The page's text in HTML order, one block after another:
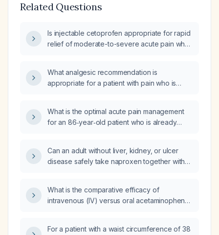
Related Questions
Is injectable cetoprofen appropriate for rapid
relief of moderate-to-severe acute pain when
What analgesic recommendation is
appropriate for a patient with pain who is
and a history of alcohol abuse?
What is the optimal acute pain management
for an 86‑year‑old patient who is already
Can an adult without liver, kidney, or ulcer
disease safely take naproxen together with
What is the comparative efficacy of
intravenous (IV) versus oral acetaminophen
For a patient with a waist circumference of 38